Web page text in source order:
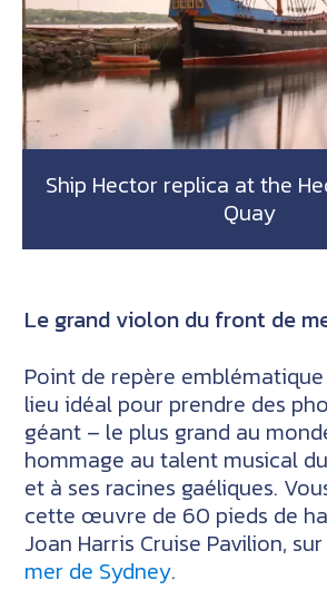
Ship Hector replica at the
Quay
Le grand violon du front de
Point de repère
lieu idéal pour prendre des
géant – le plus grand au
hommage au talent musical
et à ses racines gaéliques.
cette œuvre de 60 pieds de
Joan Harris Cruise Pavilion,
mer de Sydney.